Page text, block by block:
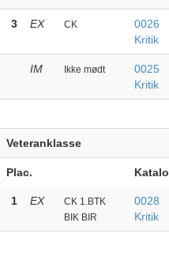
3 EX CK
0026
Kritik
IM Ikke mødt
0025
Kritik
Veteranklasse
Plac.
1 EX
CK 1.BTK
BIK BIR
0028
Kritik